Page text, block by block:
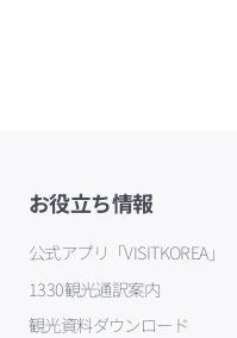
お役立ち情報
公式アプリ「VISITKOREA」
1330観光通訳案内
観光資料ダウンロード